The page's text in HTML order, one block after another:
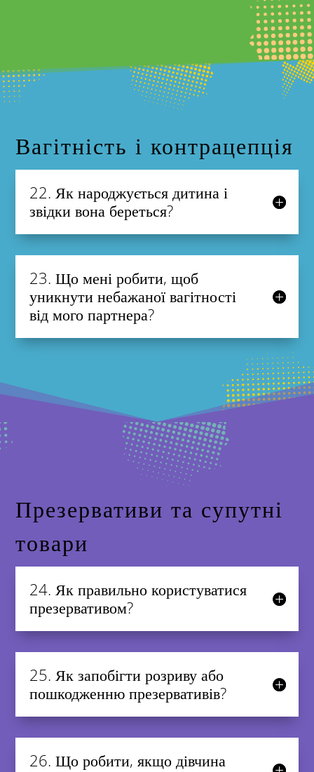
Вагітність і контрацепція
22. Як народжується дитина і
звідки вона береться?
23. Що мені робити, щоб
уникнути небажаної вагітності
від мого партнера?
Презервативи та супутні
товари
24. Як правильно користуватися
презервативом?
25. Як запобігти розриву або
пошкодженню презервативів?
26. Що робити, якщо дівчина